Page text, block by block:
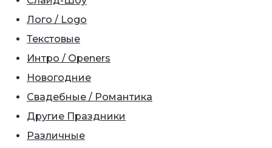
Лого / Logo
Текстовые
Интро / Openers
Новогодние
Свадебные / Романтика
Другие Праздники
Различные